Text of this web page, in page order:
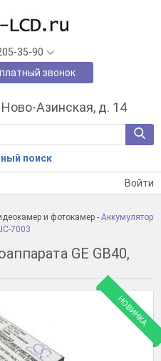
Ново-Азинская, д. 14
поиск
35-90
звонок
Войти
и фотокамер - Аккумулятор
7003
GE GB40,
НОВИНКА